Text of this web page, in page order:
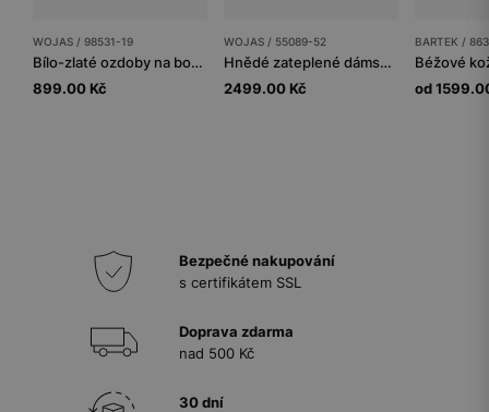
WOJAS / 98531-19
Bílo-zlaté ozdoby na boty s perličkami
899.00 Kč
WOJAS / 55089-52
Hnědé zateplené dámské chelsea boty z hladké kůže
2499.00 Kč
BARTEK /
od
Bezpečné nakupování
s certifikátem SSL
Doprava zdarma
nad 500 Kč
30 dní